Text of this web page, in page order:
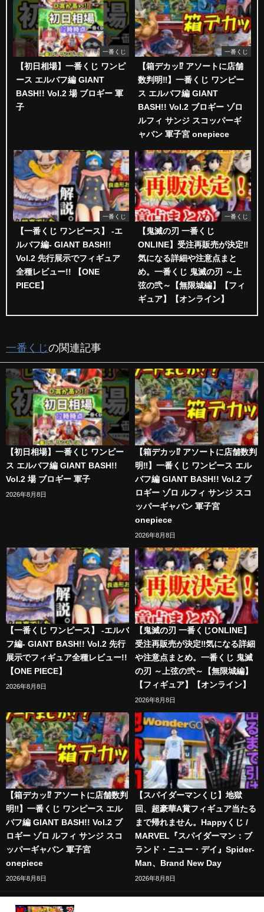
一番くじ
【初日相場】一番くじ ワンピ
ース エルバフ編 GIANT
BASH!! Vol.2 場 ブロギー 軍
子
一番くじ
【箱デカッ⁉︎ アソートに店舗
数判明‼︎】一番くじ ワンピー
ス エルバフ編 GIANT
BASH!! Vol.2 ブロギー ゾロ
ルフィ サンジ スコッパーギ
ャバン 軍子宮 onepiece
一番くじ
【一番くじ ワンピース】 -エ
ルバフ編- GIANT BASH!!
Vol.2 先行展示でフィギュア
全種レビュー!! 【ONE
PIECE】
一番くじ
【鬼滅の刃 一番くじ
ONLINE】受注再販売が決定‼️
気になる詳細や注意点まと
め。一番くじ 鬼滅の刃 ～上
弦の弐～【無限城編】【フィ
ギュア】【オンライン】
一番くじの関連記事
【初日相場】一番くじ ワンピー
ス エルバフ編 GIANT BASH!!
Vol.2 場 ブロギー 軍子
2026年8月8日
【箱デカッ⁉︎ アソートに店舗数判
明‼︎】一番くじ ワンピース エル
バフ編 GIANT BASH!! Vol.2 ブ
ロギー ゾロ ルフィ サンジ スコ
ッパーギャバン 軍子宮
onepiece
2026年8月8日
【一番くじ ワンピース】 -エルバ
フ編- GIANT BASH!! Vol.2 先行
展示でフィギュア全種レビュー!!
【ONE PIECE】
2026年8月8日
【鬼滅の刃 一番くじONLINE】
受注再販売が決定‼️気になる詳細
や注意点まとめ。一番くじ 鬼滅
の刃 ～上弦の弐～【無限城編】
【フィギュア】【オンライン】
2026年8月8日
【箱デカッ⁉︎ アソートに店舗数判
明‼︎】一番くじ ワンピース エル
バフ編 GIANT BASH!! Vol.2 ブ
ロギー ゾロ ルフィ サンジ スコ
ッパーギャバン 軍子宮
onepiece
2026年8月8日
【スパイダーマンくじ】地獄
回、超豪華A賞フィギュア当たる
まで帰れません。Happyくじ /
MARVEL『スパイダーマン：ブ
ランド・ニュー・デイ』Spider-
Man、Brand New Day
2026年8月8日